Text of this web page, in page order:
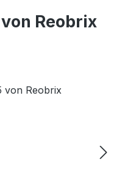
Reobrix